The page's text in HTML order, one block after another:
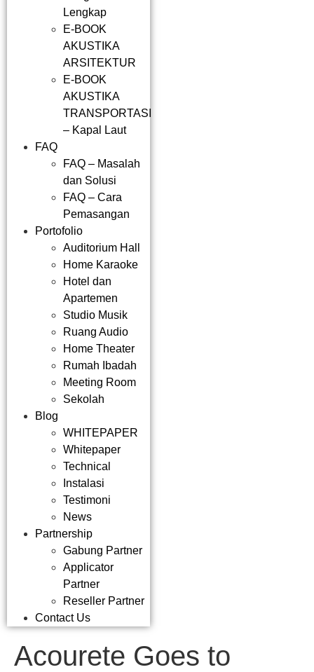
Lengkap
E-BOOK
AKUSTIKA
ARSITEKTUR
E-BOOK
AKUSTIKA
TRANSPORTASI
– Kapal Laut
FAQ
FAQ – Masalah
dan Solusi
FAQ – Cara
Pemasangan
Portofolio
Auditorium Hall
Home Karaoke
Hotel dan
Apartemen
Studio Musik
Ruang Audio
Home Theater
Rumah Ibadah
Meeting Room
Sekolah
Blog
WHITEPAPER
Whitepaper
Technical
Instalasi
Testimoni
News
Partnership
Gabung Partner
Applicator
Partner
Reseller Partner
Contact Us
Acourete Goes to